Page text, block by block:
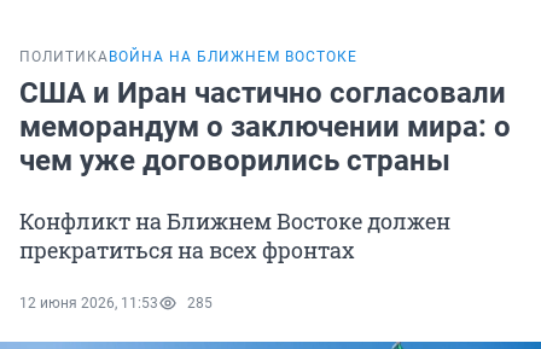
ПОЛИТИКА ВОЙНА НА БЛИЖНЕМ ВОСТОКЕ
США и Иран частично согласовали
меморандум о заключении мира: о
чем уже договорились страны
Конфликт на Ближнем Востоке должен
прекратиться на всех фронтах
12 июня 2026, 11:53 285